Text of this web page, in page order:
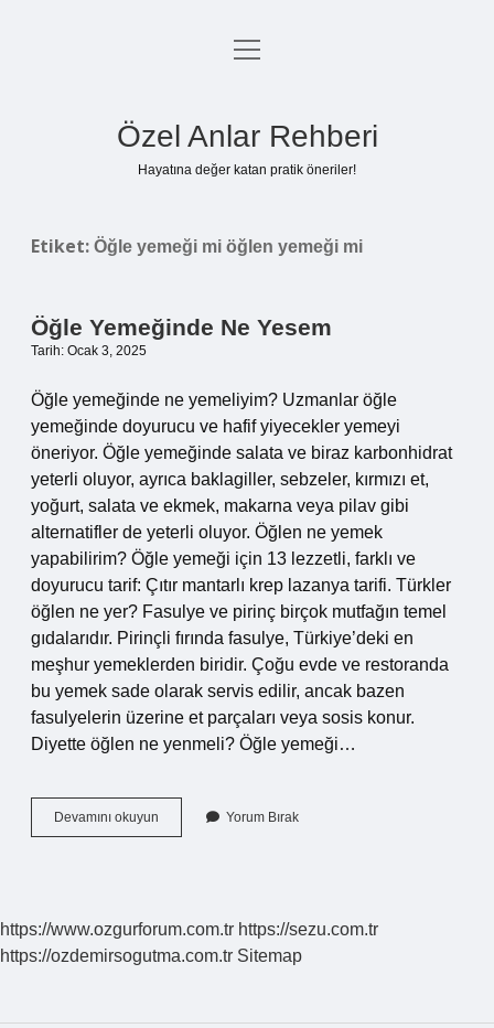
Anasayfa
menüyü
Özel Anlar Rehberi
Hayatına değer katan pratik öneriler!
Etiket: Öğle yemeği mi öğlen yemeği mi
Öğle Yemeğinde Ne Yesem
Tarih: Ocak 3, 2025
Öğle yemeğinde ne yemeliyim? Uzmanlar öğle
yemeğinde doyurucu ve hafif yiyecekler yemeyi
öneriyor. Öğle yemeğinde salata ve biraz karbonhidrat
yeterli oluyor, ayrıca baklagiller, sebzeler, kırmızı et,
yoğurt, salata ve ekmek, makarna veya pilav gibi
alternatifler de yeterli oluyor. Öğlen ne yemek
yapabilirim? Öğle yemeği için 13 lezzetli, farklı ve
doyurucu tarif: Çıtır mantarlı krep lazanya tarifi. Türkler
öğlen ne yer? Fasulye ve pirinç birçok mutfağın temel
gıdalarıdır. Pirinçli fırında fasulye, Türkiye’deki en
meşhur yemeklerden biridir. Çoğu evde ve restoranda
bu yemek sade olarak servis edilir, ancak bazen
fasulyelerin üzerine et parçaları veya sosis konur.
Diyette öğlen ne yenmeli? Öğle yemeği…
Devamını okuyun
Yemeğinde
Yorum Bırak
https://www.ozgurforum.com.tr https://sezu.com.tr
https://ozdemirsogutma.com.tr Sitemap